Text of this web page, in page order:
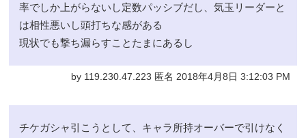
率でしか上がらないし定数パッシブだし、気玉リーダーと
は相性悪いし頭打ちな感がある
現状でも撃ち漏らすことたまにあるし
by 119.230.47.223 匿名 2018年4月8日 3:12:03 PM
チケガシャ引こうとして、キャラ所持オーバーで引けなく